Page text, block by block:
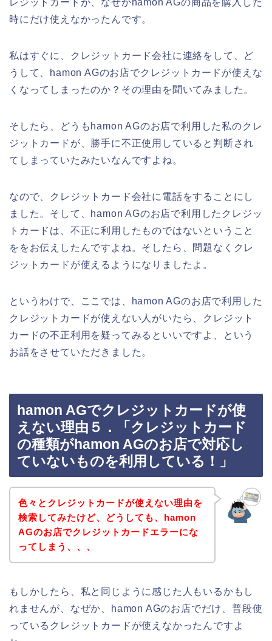
時にだけ使えなかったんです。
私はすぐに、クレジットカード会社に連絡をして、ど
うして、hamon AGのお店でクレジットカードが使えな
くなってしまったのか？その理由を聞いてみました。
そしたら、どうもhamon AGのお店で利用した私のクレ
ジットカードが、勝手に不正使用していると判断され
てしまっていたみたいなんですよね。
なので、クレジットカード会社に電話をすることにし
ました。そして、hamon AGのお店で利用したクレジッ
トカードは、不正に利用したものではないということ
ををお伝えしたんですよね。そしたら、問題なくクレ
ジットカードが使えるようになりましたよ。
というわけで、ここでは、hamon AGのお店で利用した
クレジットカードが使えない人がいたら、クレジット
カードの不正利用を疑ってみるといいですよ、という
お話をさせていただきました。
hamon AGでクレジットカードが使
えない理由５．「クレジットカード
の種類がhamon AGのお店で対応し
ていないものを利用している！」
色々とクレジットカードが使えない理由を
検索してみたけど、どうしても、hamon
AGのお店でクレジットカードエラーにな
ってしまう、、、
もしかしたら、私と同じように感じた人もいるかもし
れませんが、なぜか、hamon AGのお店でだけ、普段使
っているクレジットカードが使えなかったんですよ